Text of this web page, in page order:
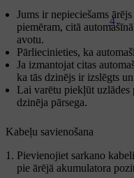
4
Jums ir nepieciešams
piemēram, citā
avotu.
Pārliecinieties, ka
Ja izmantojat citas
ka tās dzinējs ir izslēgts
Lai varētu piekļūt
dzinēja pārsega.
Kabeļu savienošana
Pievienojiet sarkano
pie ārējā akumulatora